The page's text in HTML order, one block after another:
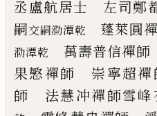
丞盧航居士 左司鄭
嗣交嗣泐潭乾 蓬萊圓
泐潭乾
萬壽普信禪
果慜禪師 崇寧超禪
師 法慧冲禪師雪